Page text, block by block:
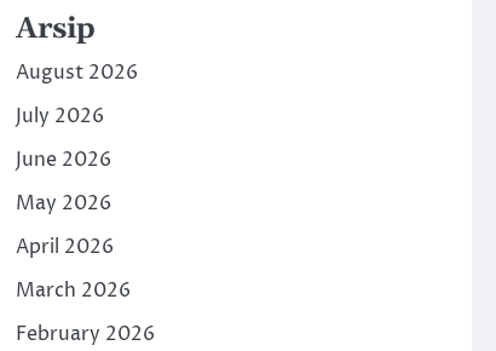
Arsip
August 2026
July 2026
June 2026
May 2026
April 2026
March 2026
February 2026